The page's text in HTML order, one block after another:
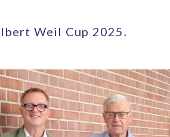
Weil Cup 2025.